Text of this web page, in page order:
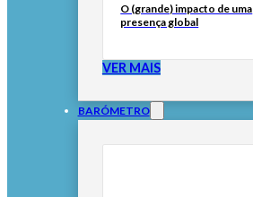
O (grande) impacto de uma
presença global
VER MAIS
BARÓMETRO